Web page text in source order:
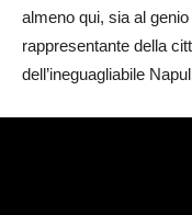
almeno qui, sia al
rappresentante della
dell’ineguagliabile